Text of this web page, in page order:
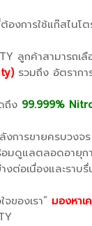
องการใช้แก๊สไน
ลูกค้าสามารถเ
รวมถึง อัตราก
ถึง 99.999%
งการขายครบวงจ
มดูแลตลอดอายุกา
งต่อเนื่องและราบ
จของเรา” มองหาเ